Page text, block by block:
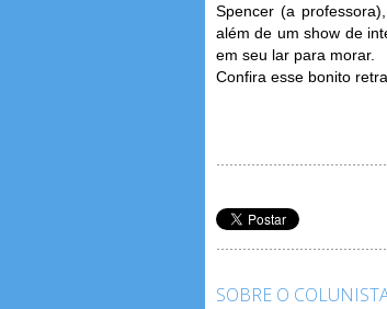
Spencer (a
além de um show de
em seu lar para morar.
Confira esse bonito
SOBRE O